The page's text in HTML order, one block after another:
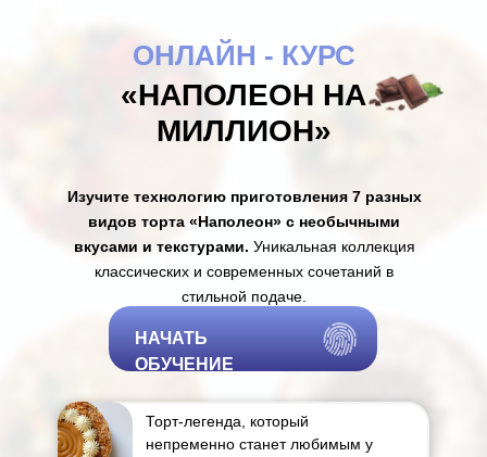
НАЧАТЬ
ОБУЧЕНИЕ
ОНЛАЙН - КУРС
«НАПОЛЕОН НА
МИЛЛИОН»
Изучите технологию приготовления 7 разных
видов торта «Наполеон» с необычными
вкусами и текстурами. Уникальная коллекция
классических и современных сочетаний в
стильной подаче.
Торт-легенда, который
непременно станет любимым у